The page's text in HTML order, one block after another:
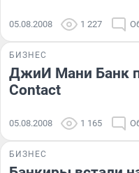
05.08.2008 1 227
БИЗНЕС
ДжиИ Мани Банк
Contact
05.08.2008 1 165
БИЗНЕС